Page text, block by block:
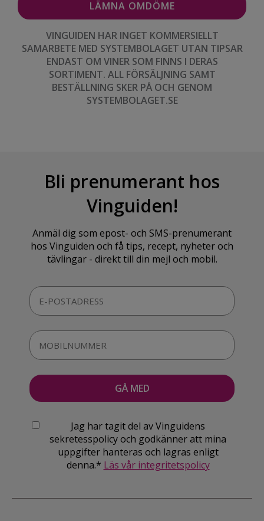
VINGUIDEN HAR INGET KOMMERSIELLT
SAMARBETE MED SYSTEMBOLAGET UTAN TIPSAR
ENDAST OM VINER SOM FINNS I DERAS
SORTIMENT. ALL FÖRSÄLJNING SAMT
BESTÄLLNING SKER PÅ OCH GENOM
SYSTEMBOLAGET.SE
Bli prenumerant hos
Vinguiden!
Anmäl dig som epost- och SMS-prenumerant
hos Vinguiden och få tips, recept, nyheter och
tävlingar - direkt till din mejl och mobil.
Jag har tagit del av Vinguidens
sekretesspolicy och godkänner att mina
uppgifter hanteras och lagras enligt
denna.* Läs vår integritetspolicy